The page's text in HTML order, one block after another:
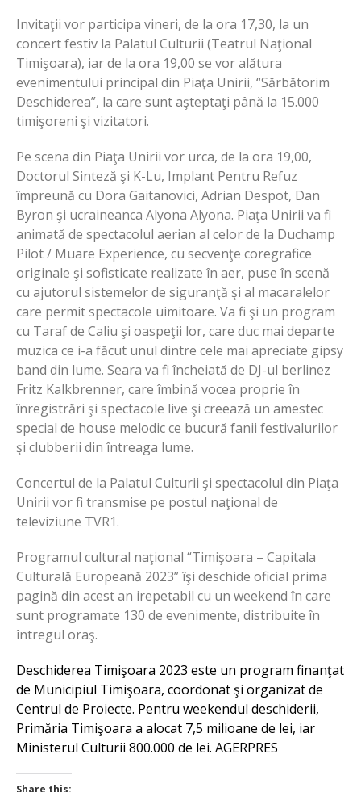
Invitaţii vor participa vineri, de la ora 17,30, la un
concert festiv la Palatul Culturii (Teatrul Naţional
Timişoara), iar de la ora 19,00 se vor alătura
evenimentului principal din Piaţa Unirii, “Sărbătorim
Deschiderea”, la care sunt aşteptaţi până la 15.000
timişoreni şi vizitatori.
Pe scena din Piaţa Unirii vor urca, de la ora 19,00,
Doctorul Sinteză şi K-Lu, Implant Pentru Refuz
împreună cu Dora Gaitanovici, Adrian Despot, Dan
Byron şi ucraineanca Alyona Alyona. Piaţa Unirii va fi
animată de spectacolul aerian al celor de la Duchamp
Pilot / Muare Experience, cu secvenţe coregrafice
originale şi sofisticate realizate în aer, puse în scenă
cu ajutorul sistemelor de siguranţă şi al macaralelor
care permit spectacole uimitoare. Va fi şi un program
cu Taraf de Caliu şi oaspeţii lor, care duc mai departe
muzica ce i-a făcut unul dintre cele mai apreciate gipsy
band din lume. Seara va fi încheiată de DJ-ul berlinez
Fritz Kalkbrenner, care îmbină vocea proprie în
înregistrări şi spectacole live şi creează un amestec
special de house melodic ce bucură fanii festivalurilor
şi clubberii din întreaga lume.
Concertul de la Palatul Culturii şi spectacolul din Piaţa
Unirii vor fi transmise pe postul naţional de
televiziune TVR1.
Programul cultural naţional “Timişoara – Capitala
Culturală Europeană 2023” îşi deschide oficial prima
pagină din acest an irepetabil cu un weekend în care
sunt programate 130 de evenimente, distribuite în
întregul oraş.
Deschiderea Timişoara 2023 este un program finanţat
de Municipiul Timişoara, coordonat şi organizat de
Centrul de Proiecte. Pentru weekendul deschiderii,
Primăria Timişoara a alocat 7,5 milioane de lei, iar
Ministerul Culturii 800.000 de lei. AGERPRES